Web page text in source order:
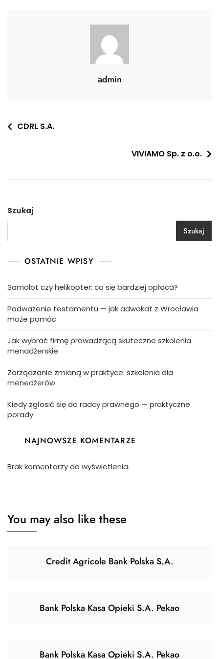
admin
Nawigacja
CDRL S.A.
VIVIAMO Sp. z o.o.
Szukaj
Szukaj
OSTATNIE WPISY
Samolot czy helikopter: co się bardziej opłaca?
Podważenie testamentu — jak adwokat z Wrocławia
może pomóc
Jak wybrać firmę prowadzącą skuteczne szkolenia
menadżerskie
Zarządzanie zmianą w praktyce: szkolenia dla
menedżerów
Kiedy zgłosić się do radcy prawnego — praktyczne
porady
NAJNOWSZE KOMENTARZE
Brak komentarzy do wyświetlenia.
You may also like these
Credit Agricole Bank Polska S.A.
Bank Polska Kasa Opieki S.A. Pekao
Bank Polska Kasa Opieki S.A. Pekao